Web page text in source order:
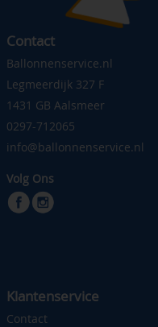
Contact
Ballonnenservice.nl
Legmeerdijk 327 F
1431 GB Aalsmeer
0297-712065
info@ballonnenservice.nl
Volg Ons
Klantenservice
Contact